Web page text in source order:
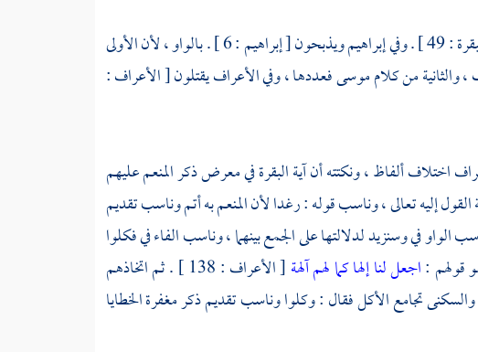
[ البقرة : 49 ] . وفي إبراهيم ويذبحون [ إبراهيم : 6 ] . بالواو ، لأن الأولى
والثانية من كلامموسىفعددها ، وفي الأعراف يقتلون [ الأعراف :
آية الأعراف اختلاف ألفاظ ، ونكتته أن آية البقرة في معرض ذكر المنعم عليهم
نسبة القول إليه تعالى ، وناسب قوله : رغدا لأن المنعم به أتم وناسب تقديم
جمع كثرة ، وناسب الواو في وسنزيد لدلالتها على الجمع بينهما ، وناسب الفاء في فكلوا
قولهم :اجعل لنا إلها كما لهم آلهة
[ الأعراف : 138 ] . ثم اتخاذهم
: 161 ] . وناسب ترك رغدا والسكنى تجامع الأكل فقال : وكلوا وناسب تقديم ذكر مغفرة الخطايا